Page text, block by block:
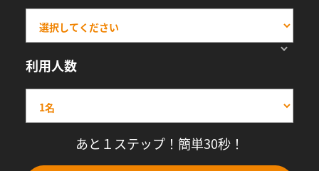
利用人数
あと１ステップ！簡単30秒！